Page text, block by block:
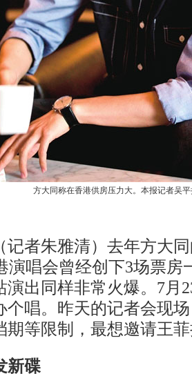
方大同称在香港供房压力大。本报记者吴
者朱雅清）去年方大同
演唱会曾经创下3场票房
演出同样非常火爆。7月
个唱。昨天的记者会现
期等限制，最想邀请王
碟